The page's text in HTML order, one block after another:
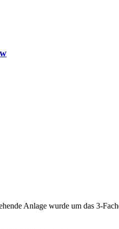
Anlage wurde um das 3-